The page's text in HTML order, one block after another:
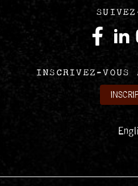
INSCRIVEZ-VOUS